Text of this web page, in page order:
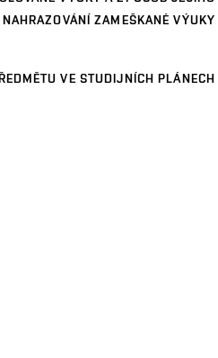
ZAMEŠKANÉ VÝUKY
VE STUDIJNÍCH PLÁNECH